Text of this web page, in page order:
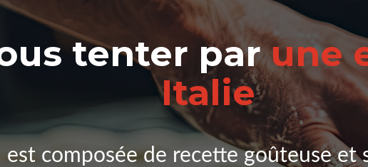
tenter parune
Italie
composée de recette goûteuse et